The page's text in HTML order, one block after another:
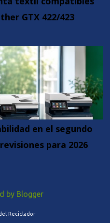
GTX 422/423
en el segundo
para 2026
by Blogger
Reciclador